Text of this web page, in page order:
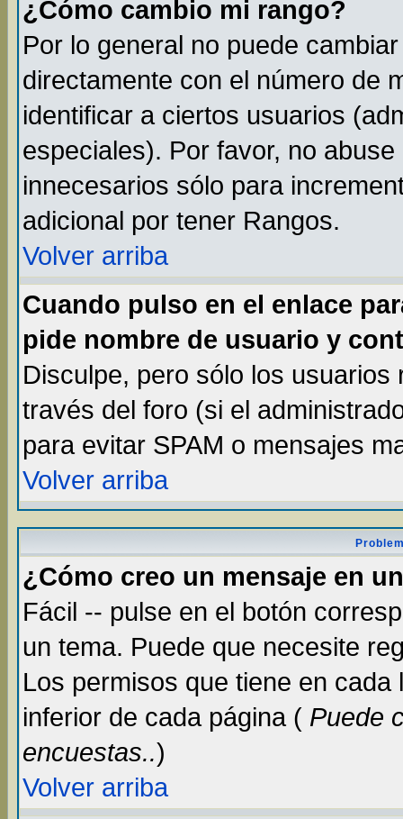
¿Cómo cambio mi rango?
Por lo general no puede
directamente con el número de
identificar a ciertos usuarios
especiales). Por favor, no
innecesarios sólo para
adicional por tener Rangos.
Volver arriba
Cuando pulso en el enlace
pide nombre de usuario y
Disculpe, pero sólo los
través del foro (si el
para evitar SPAM o mensajes
Volver arriba
¿Cómo creo un mensaje en
Fácil -- pulse en el botón
un tema. Puede que necesite
Los permisos que tiene en
inferior de cada página ( Puede
encuestas..)
Volver arriba